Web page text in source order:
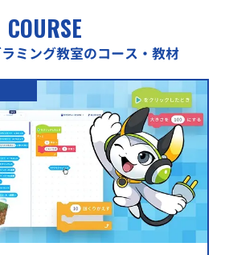
COURSE
ミング教室のコース・教材